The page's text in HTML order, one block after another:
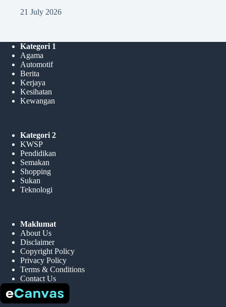
21 July 2026
Kategori 1
Agama
Automotif
Berita
Kerjaya
Kesihatan
Kewangan
Kategori 2
KWSP
Pendidikan
Semakan
Shopping
Sukan
Teknologi
Maklumat
About Us
Disclaimer
Copyright Policy
Privacy Policy
Terms & Conditions
Contact Us